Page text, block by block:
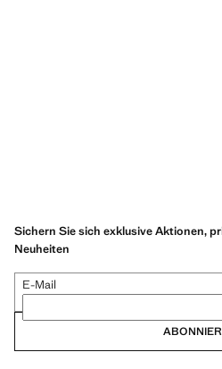
Sichern Sie sich exklusive Aktionen,
Neuheiten
E-Mail